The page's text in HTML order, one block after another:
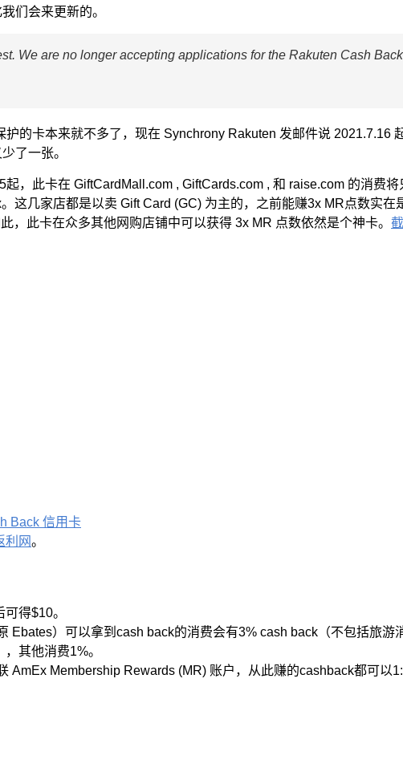
们会来更新的。
We are no longer accepting applications for the Rakuten Cash Back
护的卡本来就不多了，现在 Synchrony Rakuten 发邮件说 2021.7.16
了一张。
起，此卡在 GiftCardMall.com , GiftCards.com , 和 raise.com 的消费将
这几家店都是以卖 Gift Card (GC) 为主的，之前能赚3x MR点数实在
，此卡在众多其他网购店铺中可以获得 3x MR 点数依然是个神卡。
Back 信用卡
利网。
得$10。
Ebates）可以拿到cash back的消费会有3% cash back（不包括旅游
其他消费1%。
AmEx Membership Rewards (MR) 账户，从此赚的cashback都可以